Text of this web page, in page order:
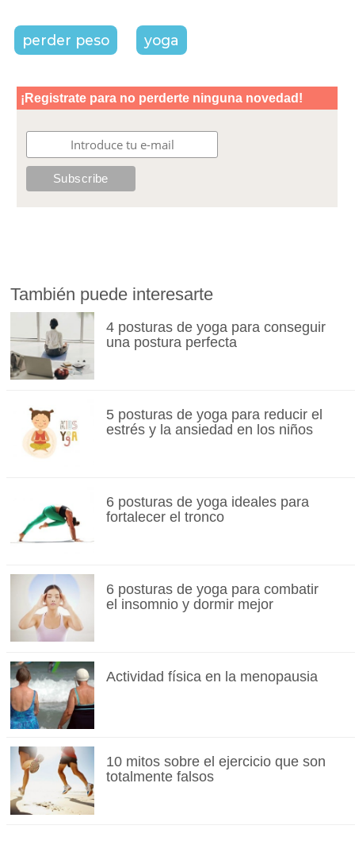
perder peso yoga
También puede interesarte
4 posturas de yoga para conseguir
una postura perfecta
5 posturas de yoga para reducir el
estrés y la ansiedad en los niños
6 posturas de yoga ideales para
fortalecer el tronco
6 posturas de yoga para combatir
el insomnio y dormir mejor
Actividad física en la menopausia
10 mitos sobre el ejercicio que son
totalmente falsos